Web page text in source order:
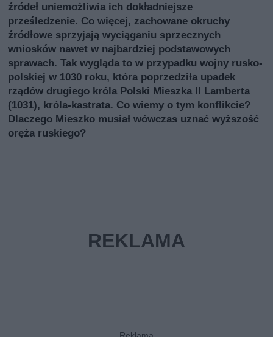
źródeł uniemożliwia ich dokładniejsze
prześledzenie. Co więcej, zachowane okruchy
źródłowe sprzyjają wyciąganiu sprzecznych
wniosków nawet w najbardziej podstawowych
sprawach. Tak wygląda to w przypadku wojny rusko-
polskiej w 1030 roku, która poprzedziła upadek
rządów drugiego króla Polski Mieszka II Lamberta
(1031), króla-kastrata. Co wiemy o tym konflikcie?
Dlaczego Mieszko musiał wówczas uznać wyższość
oręża ruskiego?